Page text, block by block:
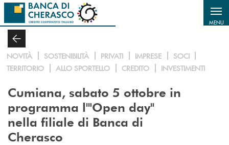
Salta al contenuto principale
MENU
NOVITÀ SOSTENIBILITÀ PRIVATI IMPRESE
SOCI
TERRITORIO
ALLO SPORTELLO CREDITO INVESTIMENTI
Cumiana, sabato 5 ottobre in
programma l'"Open day"
nella filiale di Banca di
Cherasco